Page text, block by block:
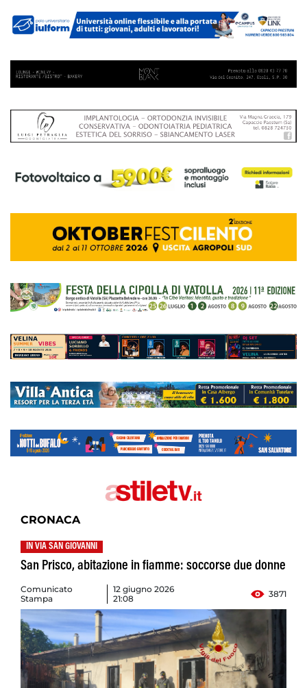
CRONACA
IN VIA SAN GIOVANNI
San Prisco, abitazione in fiamme: soccorse due donne
Comunicato
Stampa
12 giugno 2026
21:08
3871